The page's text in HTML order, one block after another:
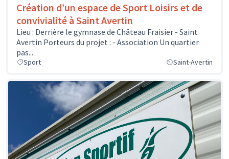
Création d’un espace de Sport Loisirs et de
convivialité à Saint Avertin
Lieu : Derrière le gymnase de Château Fraisier - Saint
Avertin Porteurs du projet : - Association Un quartier
pas...
Sport Saint-Avertin